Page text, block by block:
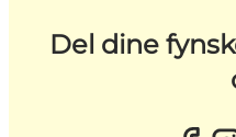
Del dine